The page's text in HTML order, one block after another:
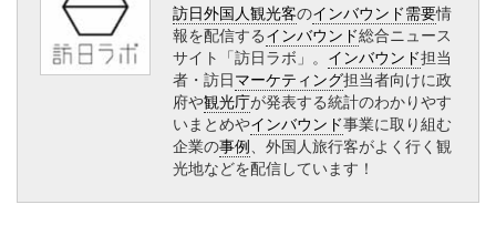
訪日外国人観光客のインバウンド需要情
報を配信するインバウンド総合ニュース
サイト「訪日ラボ」。 インバウンド担当
者・訪日マーケティング担当者向けに政
府や観光庁が発表する統計のわかりやす
いまとめやインバウンド事業に取り組む
企業の事例、外国人旅行客がよく行く観
光地などを配信しています！